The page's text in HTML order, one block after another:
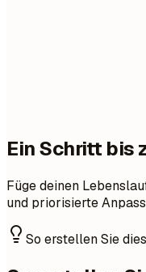
Ein Schritt bis
Füge deinen
und priorisierte
So erstellen Sie